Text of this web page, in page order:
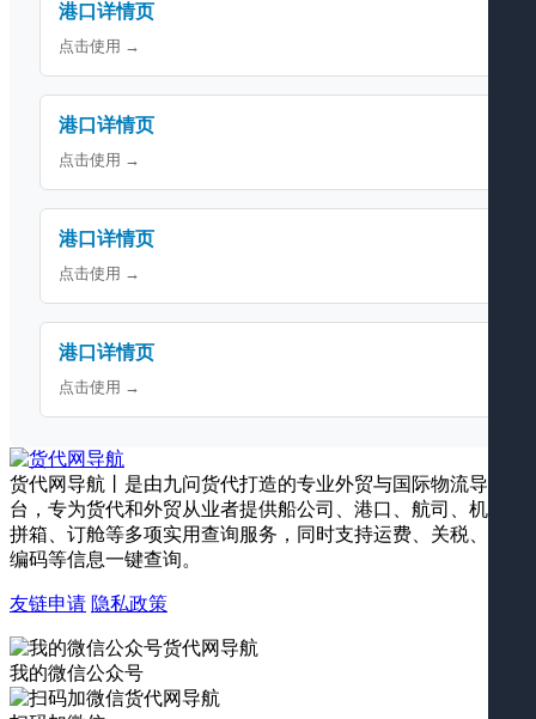
港口详情页
点击使用 →
港口详情页
点击使用 →
港口详情页
点击使用 →
港口详情页
点击使用 →
货代网导航丨是由九问货代打造的专业外贸与国际物流导航平
台，专为货代和外贸从业者提供船公司、港口、航司、机场、
拼箱、订舱等多项实用查询服务，同时支持运费、关税、海关
编码等信息一键查询。
友链申请 隐私政策
我的微信公众号